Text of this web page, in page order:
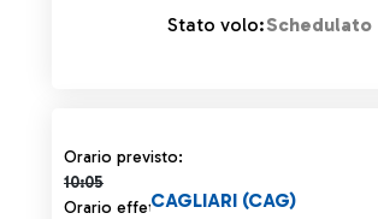
Stato volo:Schedulato
Orario previsto:
10:05
Orario previsto 10:05 barrato
Orario effettivo:CAGLIARI (CAG)